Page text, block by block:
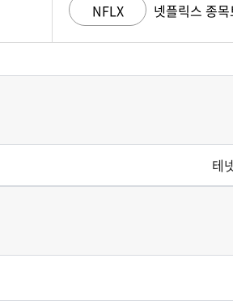
NFLX 넷플릭스 종
테